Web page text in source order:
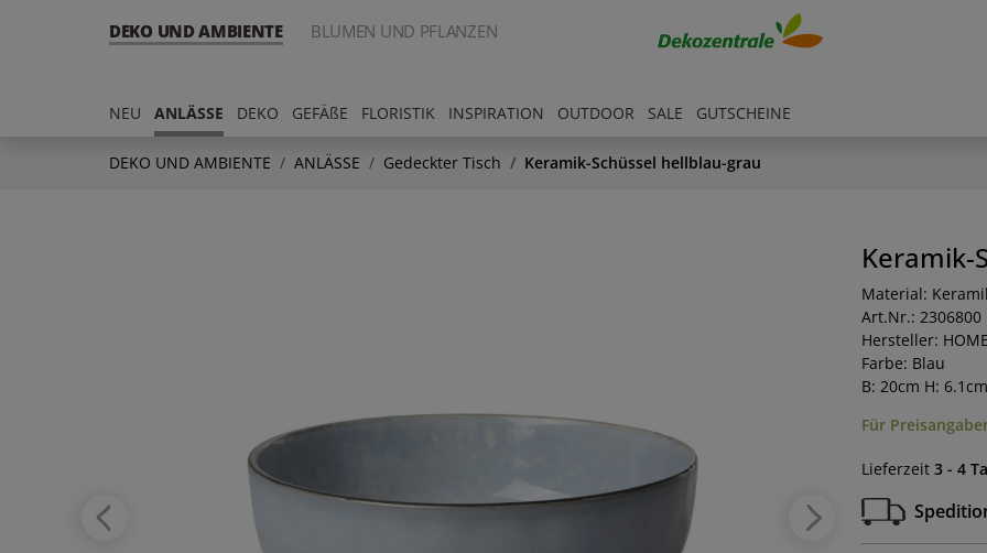
DEKO UND AMBIENTE BLUMEN UND PFLANZEN
NEU ANLÄSSE DEKO GEFÄßE FLORISTIK INSPIRATION OUTDOOR SALE GUTSCHEINE
DEKO UND AMBIENTE ANLÄSSE Gedeckter Tisch Keramik-Schüssel hellblau-grau
Keramik-
Material:
Art.Nr.: 2306800
Hersteller: HOME
Farbe: Blau
B: 20cm H: 6.1cm
Für
Lieferzeit 3 - 4